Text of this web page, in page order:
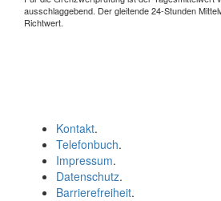
ausschlaggebend. Der gleitende 24-Stunden
Richtwert.
Kontakt.
Telefonbuch.
Impressum.
Datenschutz.
Barrierefreiheit.